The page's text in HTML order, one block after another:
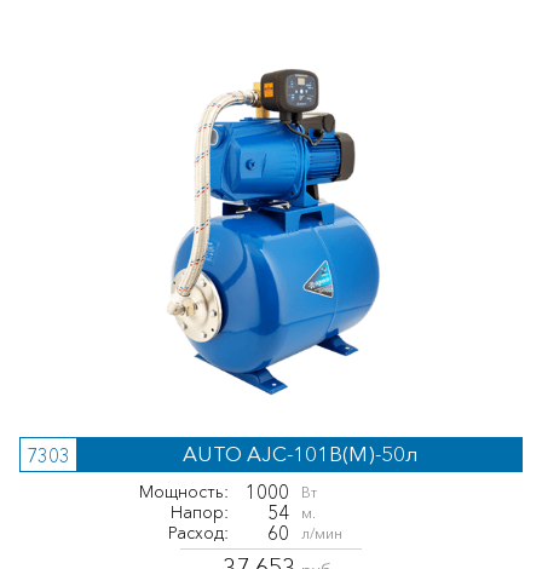
7303 AUTO AJC-101B(M)-50л
Мощность: 1000 Вт
Напор: 54 м.
Расход: 60 л/мин